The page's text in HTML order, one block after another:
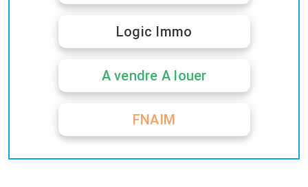
Logic Immo
A vendre A louer
FNAIM